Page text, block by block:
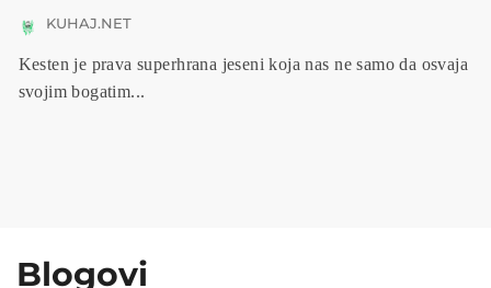
KUHAJ.NET
Kesten je prava superhrana jeseni koja nas ne samo da osvaja
svojim bogatim...
Blogovi